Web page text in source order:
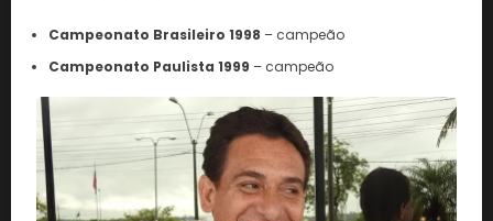
Campeonato Brasileiro 1998 – campeão
Campeonato Paulista 1999 – campeão